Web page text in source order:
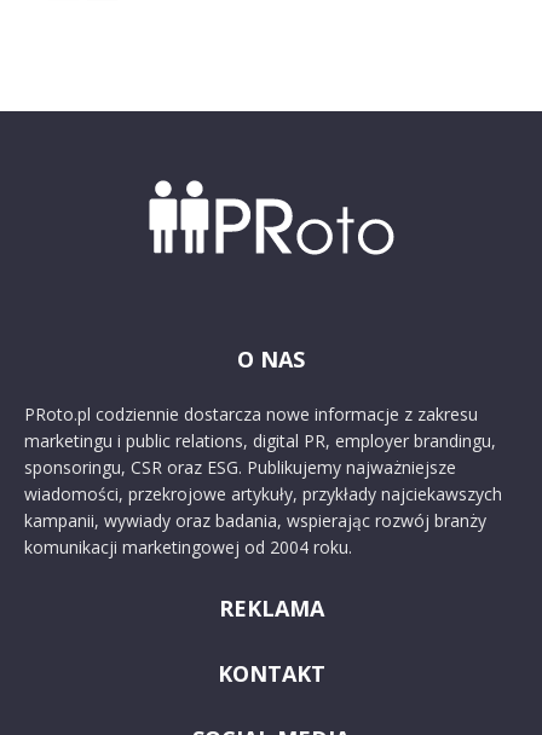
O NAS
PRoto.pl codziennie dostarcza nowe informacje z zakresu
marketingu i public relations, digital PR, employer brandingu,
sponsoringu, CSR oraz ESG. Publikujemy najważniejsze
wiadomości, przekrojowe artykuły, przykłady najciekawszych
kampanii, wywiady oraz badania, wspierając rozwój branży
komunikacji marketingowej od 2004 roku.
REKLAMA
KONTAKT